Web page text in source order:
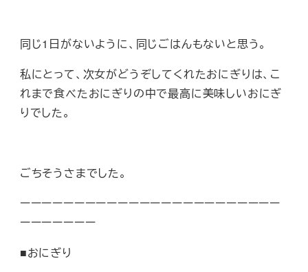
同じ1日がないように、同じごはんもないと思う。
私にとって、次女がどうぞしてくれたおにぎりは、こ
れまで食べたおにぎりの中で最高に美味しいおにぎ
りでした。
ごちそうさまでした。
ーーーーーーーーーーーーーーーーーーーーーーーー
ーーーーーーー
■おにぎり